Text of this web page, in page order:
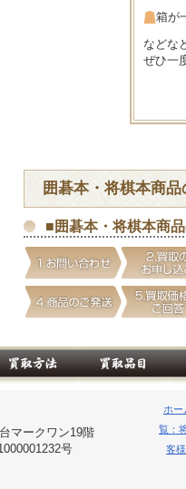
箱が
などな
ぜひ一
囲碁本・将棋本商品
■ 囲碁本・将棋本商
マークワン19階
号
ホー
覧：
客